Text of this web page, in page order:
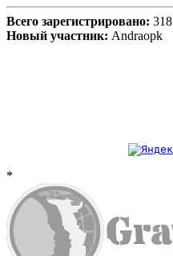
Всего зарегистрировано: 318
Новый участник: Andraopk
*